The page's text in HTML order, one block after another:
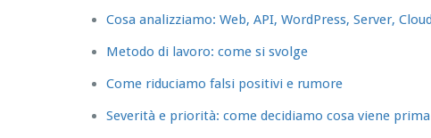
Cosa analizziamo: Web, API, WordPress, Server, Cloud
Metodo di lavoro: come si svolge
Come riduciamo falsi positivi e rumore
Severità e priorità: come decidiamo cosa viene prima